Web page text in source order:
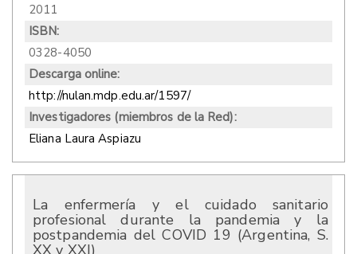
2011
ISBN:
0328-4050
Descarga online:
http://nulan.mdp.edu.ar/1597/
Investigadores (miembros de la Red):
Eliana Laura Aspiazu
La enfermería y el cuidado sanitario
profesional durante la pandemia y la
postpandemia del COVID 19 (Argentina, S.
XX y XXI)